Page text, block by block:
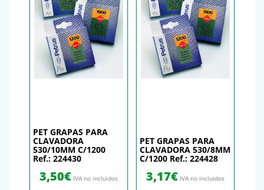
PET GRAPAS PARA
CLAVADORA
530/10MM C/1200
Ref.: 224430
3,50€ IVA no incluidos
PET GRAPAS PARA
CLAVADORA 530/8MM
C/1200 Ref.: 224428
3,17€ IVA no incluidos